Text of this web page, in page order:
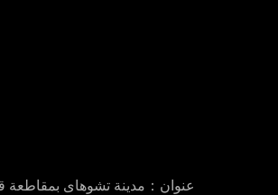
عنوان：مدينة تشوهاى بمقاطعة